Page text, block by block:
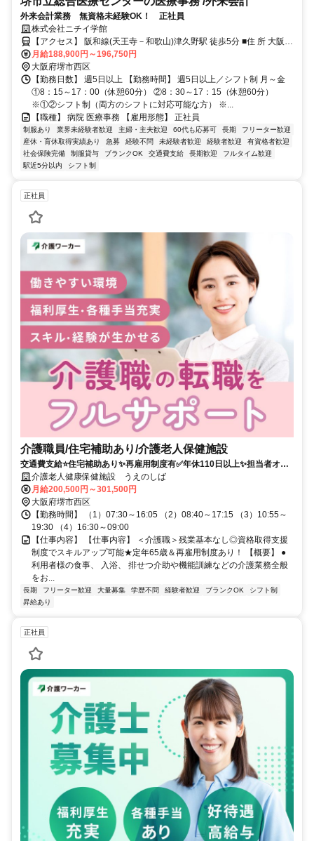
外来会計業務 無資格未経験OK！ 正社員
株式会社ニチイ学館
【アクセス】 阪和線(天王寺－和歌山)津久野駅 徒歩5分 ■住 所 大阪府
堺市西区 家原寺町1丁1番1号 ■アクセス 阪和線(天王寺－和歌山)津久
野駅 徒歩5分
月給188,900円～196,750円
大阪府堺市西区
【勤務日数】 週5日以上 【勤務時間】 週5日以上／シフト制 月～金
①8：15～17：00（休憩60分） ②8：30～17：15（休憩60分）
※①②シフト制（両方のシフトに対応可能な方） ※...
【職種】 病院 医療事務 【雇用形態】 正社員
制服あり 業界未経験者歓迎 主婦・主夫歓迎 60代も応募可 長期
フリーター歓迎
産休・育休取得実績あり
急募 経験不問 未経験者歓迎 経験者歓迎
有資格者歓迎
社会保険完備
制服貸与 ブランクOK 交通費支給 長期歓迎
フルタイム歓迎
駅近5分以内
シフト制
正社員
介護職員/住宅補助あり/介護老人保健施設
交通費支給⭐️住宅補助あり✨再雇用制度有✅️年休110日以上✨担当者オス
スメ⭕️研修支援有✨経験者優遇❗️車通勤ＯＫ
介護老人健康保健施設 うえのしば
月給200,500円～301,500円
大阪府堺市西区
【勤務時間】 （1）07:30～16:05 （2）08:40～17:15 （3）10:55～
19:30 （4）16:30～09:00
【仕事内容】 【仕事内容】 ＜介護職＞残業基本なし◎資格取得支援
制度でスキルアップ可能★定年65歳＆再雇用制度あり！ 【概要】 ●
利用者様の食事、 入浴、 排せつ介助や機能訓練などの介護業務全般
をお...
長期 フリーター歓迎 大量募集 学歴不問 経験者歓迎 ブランクOK
シフト制
昇給あり
正社員